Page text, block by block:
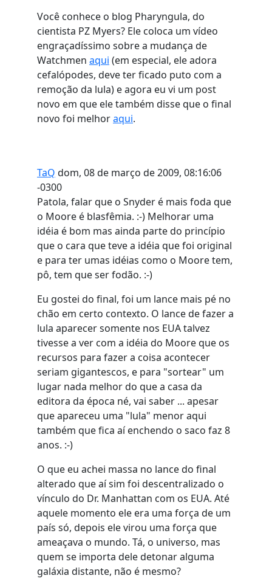
Você conhece o blog Pharyngula, do
cientista PZ Myers? Ele coloca um vídeo
engraçadíssimo sobre a mudança de
Watchmen aqui (em especial, ele adora
cefalópodes, deve ter ficado puto com a
remoção da lula) e agora eu vi um post
novo em que ele também disse que o final
novo foi melhoraqui.
TaQ dom, 08 de março de 2009, 08:16:06
-0300
Patola, falar que o Snyder é mais foda que
o Moore é blasfêmia. :-) Melhorar uma
idéia é bom mas ainda parte do princípio
que o cara que teve a idéia que foi original
e para ter umas idéias como o Moore tem,
pô, tem que ser fodão. :-)
Eu gostei do final, foi um lance mais pé no
chão em certo contexto. O lance de fazer a
lula aparecer somente nos EUA talvez
tivesse a ver com a idéia do Moore que os
recursos para fazer a coisa acontecer
seriam gigantescos, e para "sortear" um
lugar nada melhor do que a casa da
editora da época né, vai saber ... apesar
que apareceu uma "lula" menor aqui
também que fica aí enchendo o saco faz 8
anos. :-)
O que eu achei massa no lance do final
alterado que aí sim foi descentralizado o
vínculo do Dr. Manhattan com os EUA. Até
aquele momento ele era uma força de um
país só, depois ele virou uma força que
ameaçava o mundo. Tá, o universo, mas
quem se importa dele detonar alguma
galáxia distante, não é mesmo?